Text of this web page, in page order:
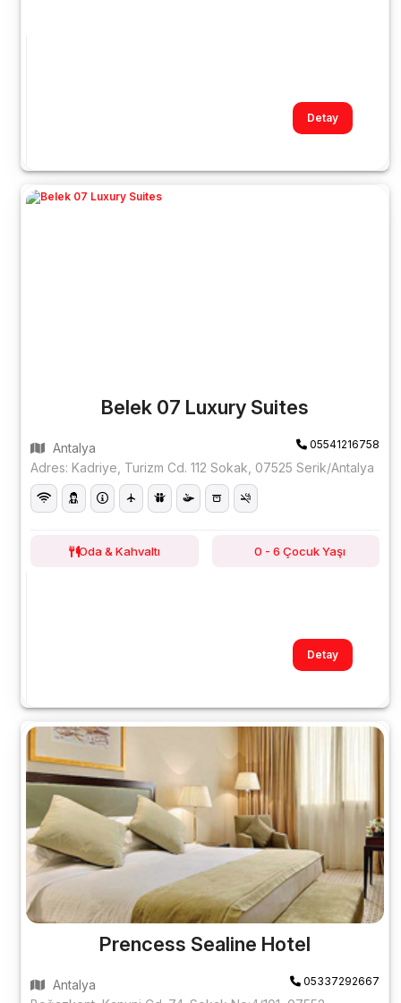
Detay
Belek 07 Luxury Suites
Antalya 05541216758
Adres: Kadriye, Turizm Cd. 112 Sokak, 07525 Serik/Antalya
Oda & Kahvaltı 0 - 6 Çocuk Yaşı
Detay
Prencess Sealine Hotel
Antalya 05337292667